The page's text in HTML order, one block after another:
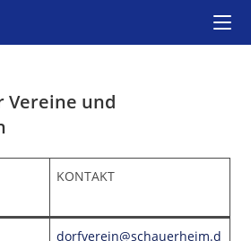
Vereine und
KONTAKT
dorfverein@schauerheim.d